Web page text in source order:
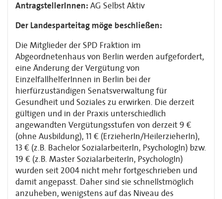
AntragstellerInnen: AG Selbst Aktiv
Der Landesparteitag möge beschließen:
Die Mitglieder der SPD Fraktion im
Abgeordnetenhaus von Berlin werden aufgefordert,
eine Änderung der Vergütung von
EinzelfallhelferInnen in Berlin bei der
hierfürzuständigen Senatsverwaltung für
Gesundheit und Soziales zu erwirken. Die derzeit
gültigen und in der Praxis unterschiedlich
angewandten Vergütungsstufen von derzeit 9 €
(ohne Ausbildung), 11 € (ErzieherIn/HeilerzieherIn),
13 € (z.B. Bachelor SozialarbeiterIn, PsychologIn) bzw.
19 € (z.B. Master SozialarbeiterIn, PsychologIn)
wurden seit 2004 nicht mehr fortgeschrieben und
damit angepasst. Daher sind sie schnellstmöglich
anzuheben, wenigstens auf das Niveau des